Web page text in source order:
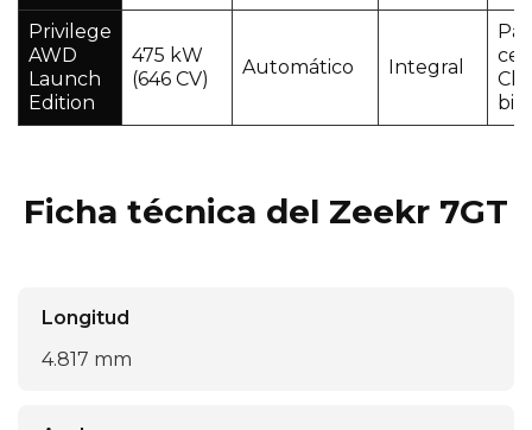
Privilege
AWD
Launch
Edition
475 kW
(646 CV)
Automático Integral
Ficha técnica del Zeekr 7GT
Longitud
4.817 mm